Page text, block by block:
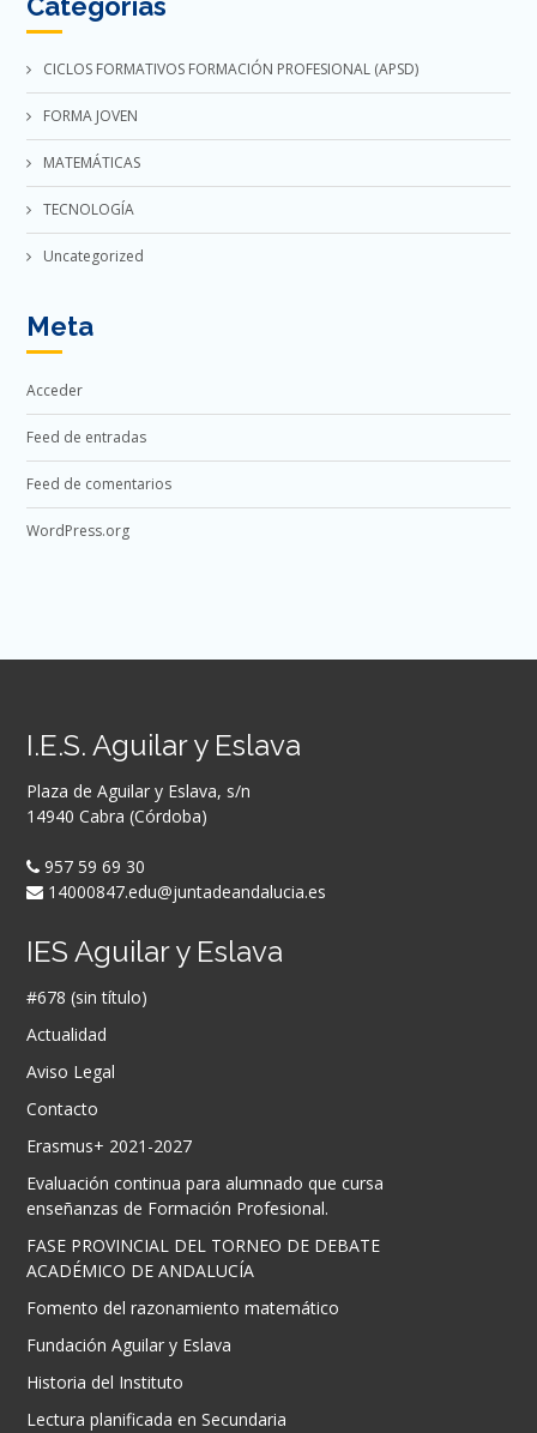
Categorías
CICLOS FORMATIVOS FORMACIÓN PROFESIONAL (APSD)
FORMA JOVEN
MATEMÁTICAS
TECNOLOGÍA
Uncategorized
Meta
Acceder
Feed de entradas
Feed de comentarios
WordPress.org
I.E.S. Aguilar y Eslava
Plaza de Aguilar y Eslava, s/n
14940 Cabra (Córdoba)
957 59 69 30
14000847.edu@juntadeandalucia.es
IES Aguilar y Eslava
#678 (sin título)
Actualidad
Aviso Legal
Contacto
Erasmus+ 2021-2027
Evaluación continua para alumnado que cursa
enseñanzas de Formación Profesional.
FASE PROVINCIAL DEL TORNEO DE DEBATE
ACADÉMICO DE ANDALUCÍA
Fomento del razonamiento matemático
Fundación Aguilar y Eslava
Historia del Instituto
Lectura planificada en Secundaria